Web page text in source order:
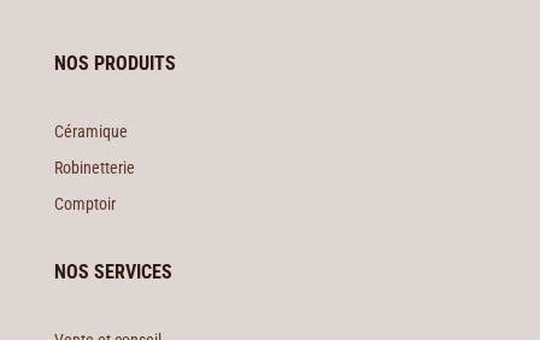
NOS PRODUITS
Céramique
Robinetterie
Comptoir
NOS SERVICES